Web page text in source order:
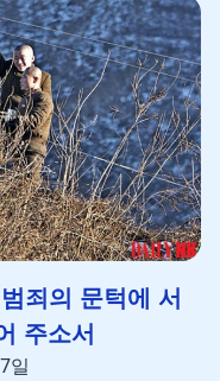
죄의 문턱에 서
주소서
일